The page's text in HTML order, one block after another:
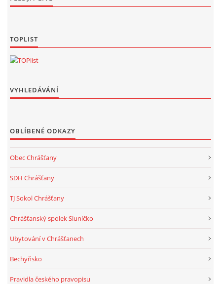
TOPLIST
VYHLEDÁVÁNÍ
OBLÍBENÉ ODKAZY
Obec Chrášťany
SDH Chrášťany
TJ Sokol Chrášťany
Chrášťanský spolek Sluníčko
Ubytování v Chrášťanech
Bechyňsko
Pravidla českého pravopisu